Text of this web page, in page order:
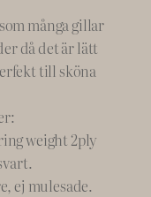
många gillar
då det är lätt
till sköna
weight 2ply
ej mulesade.